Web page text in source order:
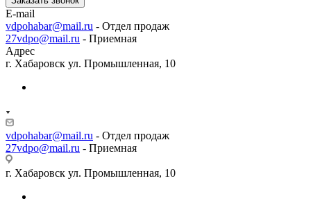
E-mail
vdpohabar@mail.ru - Отдел продаж
27vdpo@mail.ru - Приемная
Адрес
г. Хабаровск ул. Промышленная, 10
vdpohabar@mail.ru - Отдел продаж
27vdpo@mail.ru - Приемная
г. Хабаровск ул. Промышленная, 10